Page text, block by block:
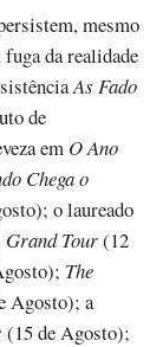
mesmo
da realidade
As Fado
de
em O Ano
Chega o
o laureado
Grand Tour(12
The
Agosto); a
(15 de Agosto);